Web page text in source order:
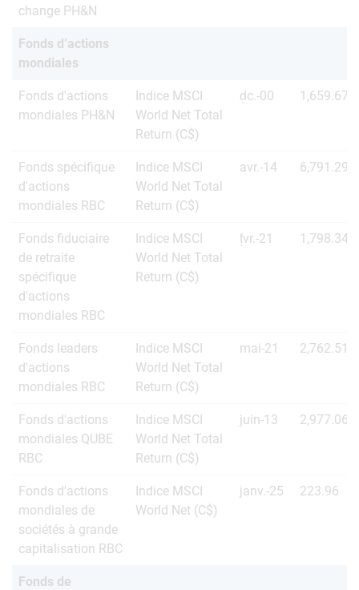
change PH&N
Fonds d’actions
mondiales
Fonds d'actions
mondiales PH&N
Indice MSCI
World Net Total
Return (C$)
d̩c.-00 1,659.67
Fonds spécifique
d'actions
mondiales RBC
Indice MSCI
World Net Total
Return (C$)
avr.-14 6,791.29
Fonds fiduciaire
de retraite
spécifique
d'actions
mondiales RBC
Indice MSCI
World Net Total
Return (C$)
f̩vr.-21 1,798.34
Fonds leaders
d'actions
mondiales RBC
Indice MSCI
World Net Total
Return (C$)
mai-21 2,762.51
Fonds d'actions
mondiales QUBE
RBC
Indice MSCI
World Net Total
Return (C$)
juin-13 2,977.06
Fonds d'actions
mondiales de
sociétés à grande
capitalisation RBC
Indice MSCI
World Net (C$)
janv.-25 223.96
Fonds de